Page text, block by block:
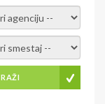
-
smestaj -